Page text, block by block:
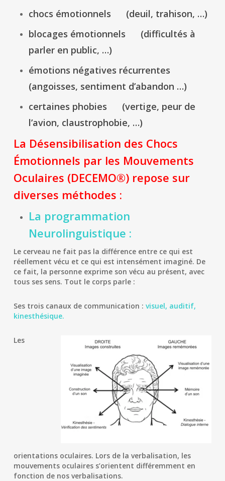
chocs émotionnels (deuil, trahison, …)
blocages émotionnels (difficultés à
parler en public, …)
émotions négatives récurrentes
(angoisses, sentiment d’abandon …)
certaines phobies (vertige, peur de
l’avion, claustrophobie, …)
La Désensibilisation des Chocs
Émotionnels par les Mouvements
Oculaires (DECEMO®) repose sur
diverses méthodes :
La programmation
Neurolinguistique :
Le cerveau ne fait pas la différence entre ce qui est
réellement vécu et ce qui est intensément imaginé. De
ce fait, la personne exprime son vécu au présent, avec
tous ses sens. Tout le corps parle :
Ses trois canaux de communication : visuel, auditif,
kinesthésique.
Les
orientations oculaires. Lors de la verbalisation, les
mouvements oculaires s’orientent différemment en
fonction de nos verbalisations.